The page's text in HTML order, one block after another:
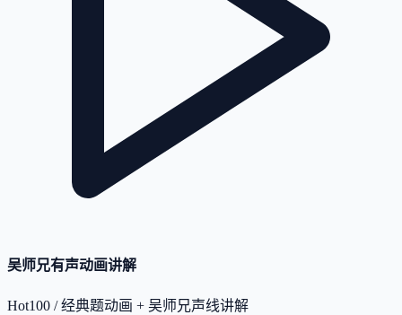
吴师兄有声动画讲解
Hot100 / 经典题动画 + 吴师兄声线讲解